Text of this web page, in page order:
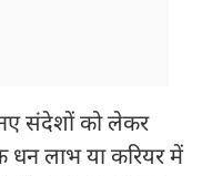
संदेशों को लेकर
धन लाभ या करियर में